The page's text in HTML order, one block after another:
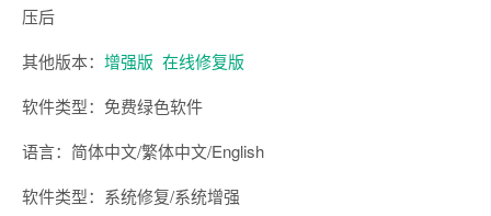
压后
其他版本： 增强版 在线修复版
软件类型：免费绿色软件
语言：简体中文/繁体中文/English
软件类型：系统修复/系统增强